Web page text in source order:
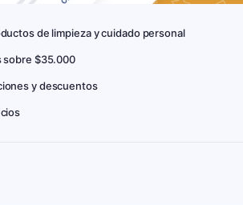
de limpieza y cuidado personal
sobre $35.000
y descuentos